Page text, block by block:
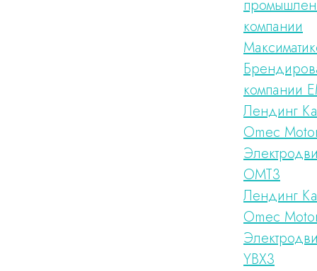
компании
компании
Лендинг
Omec
ОМТ3
Лендинг
Omec
YBX3